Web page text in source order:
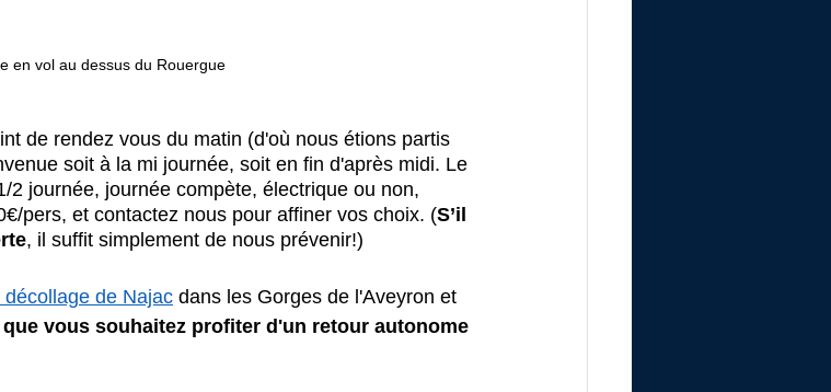
en vol au dessus du Rouergue
de rendez vous du matin (d'où nous étions partis
soit à la mi journée, soit en fin d'après midi. Le
journée, journée compète, électrique ou non,
pers, et contactez nous pour affiner vos choix. (S’il
, il suffit simplement de nous prévenir!)
de Najac dans les Gorges de l'Aveyron et
vous souhaitez profiter d'un retour autonome